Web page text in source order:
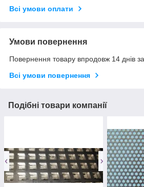
Всі умови оплати
Умови повернення
Повернення товару впродовж 14 днів
Всі умови повернення
Подібні товари компанії